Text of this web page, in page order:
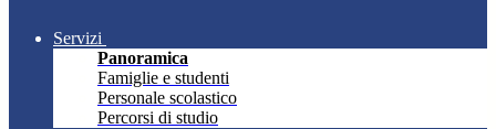
Servizi
Panoramica
Famiglie e studenti
Personale scolastico
Percorsi di studio